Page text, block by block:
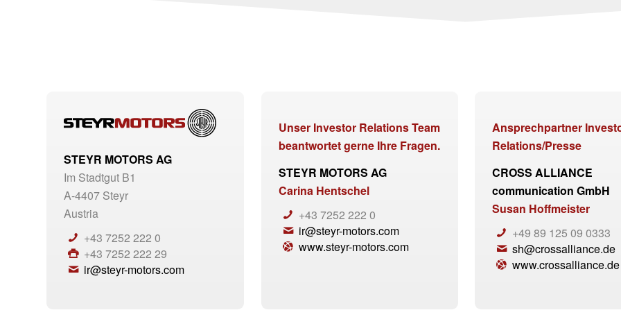
STEYR MOTORS AG
Im Stadtgut B1
A-4407 Steyr
Austria
+43 7252 222 0
+43 7252 222 29
ir@steyr-motors.com
Unser Investor Relations Team
beantwortet gerne Ihre Fragen.
STEYR MOTORS AG
Carina Hentschel
+43 7252 222 0
ir@steyr-motors.com
www.steyr-motors.com
Ansprechpartner
Relations/Presse
CROSS ALLIANCE
communication GmbH
Susan Hoffmeister
+49 89 125 09 0333
sh@crossalliance.de
www.crossalliance.de